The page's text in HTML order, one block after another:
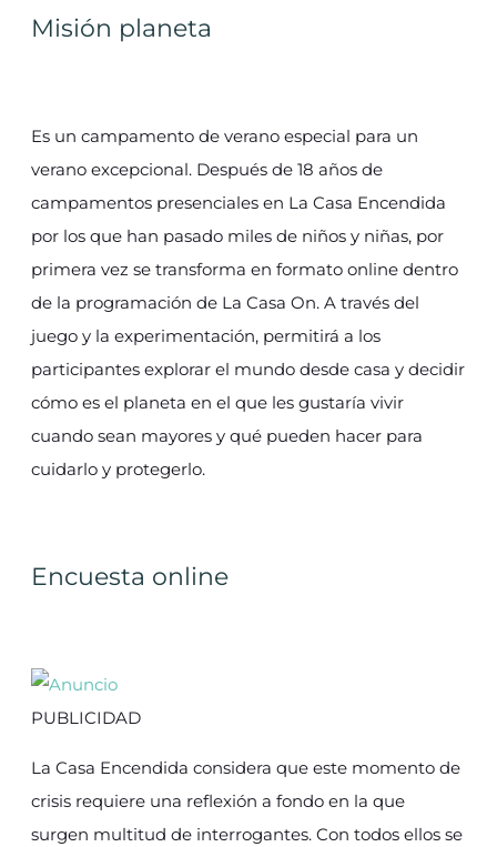
Misión planeta
Es un campamento de verano especial para un
verano excepcional. Después de 18 años de
campamentos presenciales en La Casa Encendida
por los que han pasado miles de niños y niñas, por
primera vez se transforma en formato online dentro
de la programación de La Casa On. A través del
juego y la experimentación, permitirá a los
participantes explorar el mundo desde casa y decidir
cómo es el planeta en el que les gustaría vivir
cuando sean mayores y qué pueden hacer para
cuidarlo y protegerlo.
Encuesta online
PUBLICIDAD
La Casa Encendida considera que este momento de
crisis requiere una reflexión a fondo en la que
surgen multitud de interrogantes. Con todos ellos se